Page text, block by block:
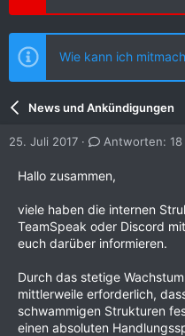
Wie kann ich
News und Ankündigungen
25. Juli 2017 Antworten: 18
Hallo zusammen,
viele haben die internen
TeamSpeak oder Discord
euch darüber informieren.
Durch das stetige
mittlerweile erforderlich,
schwammigen Strukturen
einen absoluten